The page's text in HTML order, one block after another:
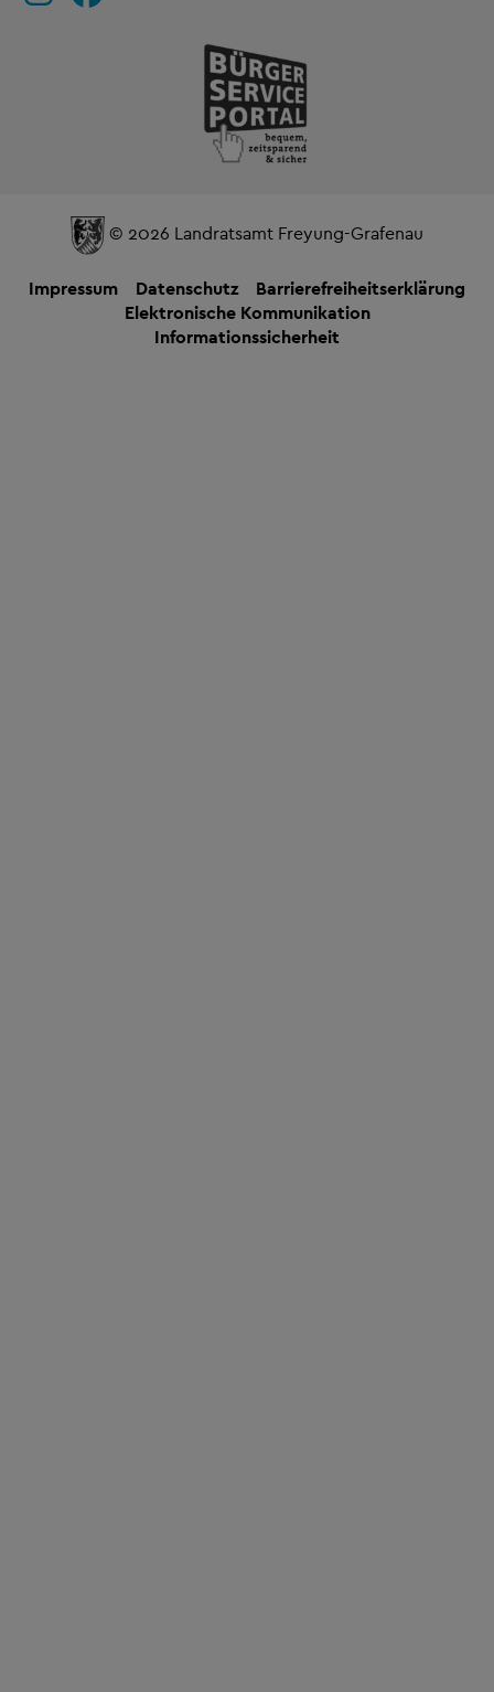
© 2026 Landratsamt Freyung-Grafenau
Impressum Datenschutz
Barrierefreiheitserklärung
Elektronische Kommunikation
Informationssicherheit